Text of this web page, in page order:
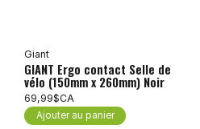
Giant
GIANT Ergo contact Selle de
vélo (150mm x 260mm) Noir
69,99$CA
Ajouter au panier